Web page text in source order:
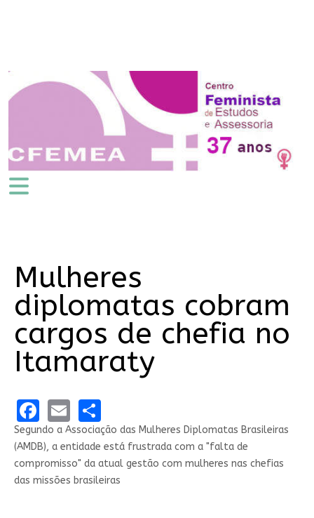
Mulheres
diplomatas cobram
cargos de chefia no
Itamaraty
Facebook
EmailShare
Segundo a Associação das Mulheres Diplomatas Brasileiras
(AMDB), a entidade está frustrada com a "falta de
compromisso" da atual gestão com mulheres nas chefias
das missões brasileiras